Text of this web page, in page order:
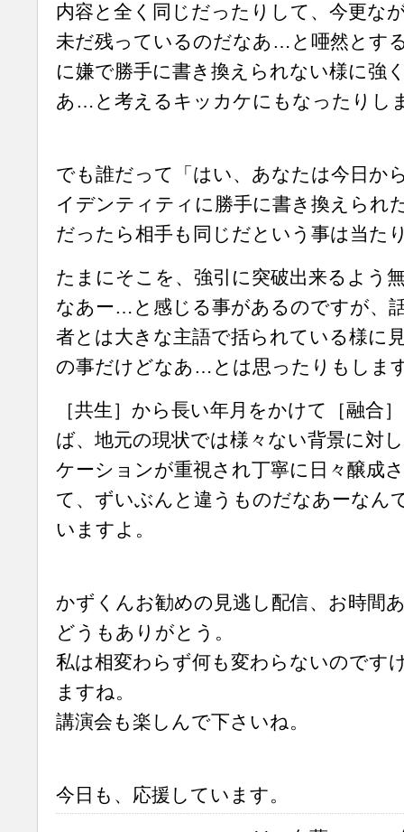
内容と全く同じだったりして、今更な
未だ残っているのだなあ…と唖然とす
に嫌で勝手に書き換えられない様に強
あ…と考えるキッカケにもなったりし
でも誰だって「はい、あなたは今日
イデンティティに勝手に書き換えられ
だったら相手も同じだという事は当た
たまにそこを、強引に突破出来るよう
なあー…と感じる事があるのですが、
者とは大きな主語で括られている様に
の事だけどなあ…とは思ったりもしま
［共生］から長い年月をかけて［融合
ば、地元の現状では様々ない背景に対
ケーションが重視され丁寧に日々醸成
て、ずいぶんと違うものだなあーなん
いますよ。
かずくんお勧めの見逃し配信、お時間
どうもありがとう。
私は相変わらず何も変わらないのです
ますね。
講演会も楽しんで下さいね。
今日も、応援しています。